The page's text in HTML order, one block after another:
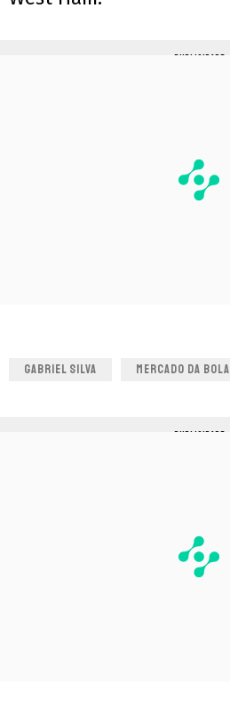
PUBLICIDADE
GABRIEL SILVA MERCADO DA BOLA
PUBLICIDADE